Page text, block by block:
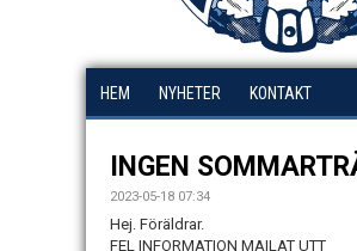
HEM NYHETER KONTAKT
INGEN
2023-05-18 07:34
Hej. Föräldrar.
FEL INFORMATION MAILAT UTT